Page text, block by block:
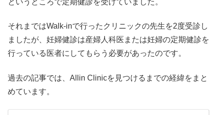
というところで定期健診を受けていました。
それまではWalk-inで行ったクリニックの先生を2度受診し
ましたが、妊婦健診は産婦人科医または妊婦の定期健診を
行っている医者にしてもらう必要があったのです。
過去の記事では、Allin Clinicを見つけるまでの経緯をまと
めています。